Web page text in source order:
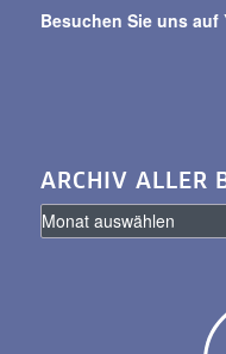
Besuchen Sie uns auf
ARCHIV ALLER